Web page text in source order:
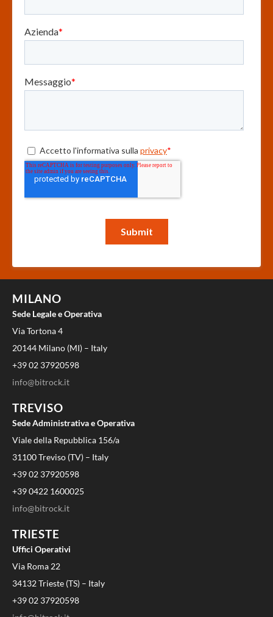
MILANO
Sede Legale e Operativa
Via Tortona 4
20144 Milano (MI) – Italy
+39 02 37920598
info@bitrock.it
TREVISO
Sede Administrativa e Operativa
Viale della Repubblica 156/a
31100 Treviso (TV) – Italy
+39 02 37920598
+39 0422 1600025
info@bitrock.it
TRIESTE
Uffici Operativi
Via Roma 22
34132 Trieste (TS) – Italy
+39 02 37920598